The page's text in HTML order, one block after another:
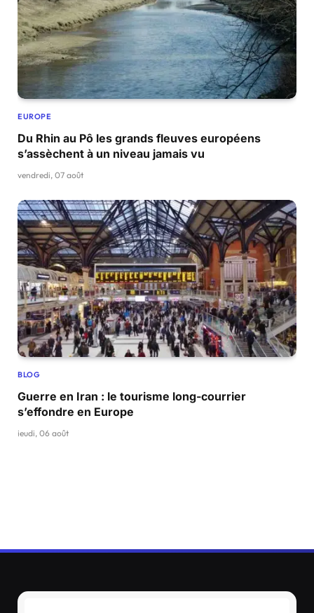
EUROPE
Du Rhin au Pô les grands fleuves européens
s’assèchent à un niveau jamais vu
vendredi, 07 août
BLOG
Guerre en Iran : le tourisme long-courrier
s’effondre en Europe
jeudi, 06 août